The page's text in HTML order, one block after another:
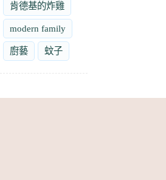
肯德基的炸雞
modern family
廚藝 蚊子